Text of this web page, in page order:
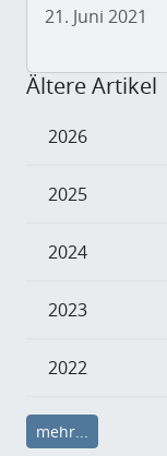
21. Juni 2021
Ältere Artikel
2026
2025
2024
2023
2022
mehr...